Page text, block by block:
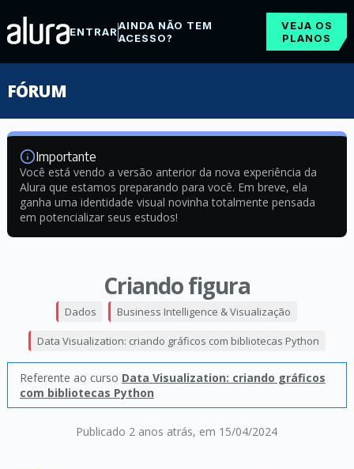
ENTRARAINDA NÃO TEM
ACESSO?
VEJA OS
PLANOS
FÓRUM
Importante
Você está vendo a versão anterior da nova experiência da
Alura que estamos preparando para você. Em breve, ela
ganha uma identidade visual novinha totalmente pensada
em potencializar seus estudos!
Criando figura
Publicado 2 anos atrás, em 15/04/2024
Dados Business Intelligence & Visualização
Data Visualization: criando gráficos com bibliotecas Python
Referente ao curso Data Visualization: criando gráficos
com bibliotecas Python